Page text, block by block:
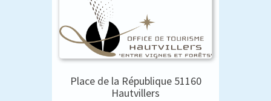
Place de la République 51160
Hautvillers